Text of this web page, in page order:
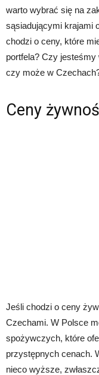
warto wybrać się na
sąsiadującymi krajami
chodzi o ceny, które
portfela? Czy
czy może w
Ceny
Jeśli chodzi o ceny
Czechami. W Polsce
spożywczych, które
przystępnych cenach.
nieco wyższe,